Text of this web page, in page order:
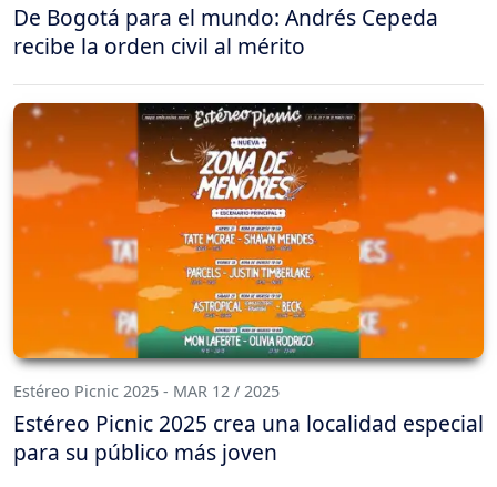
De Bogotá para el mundo: Andrés Cepeda
recibe la orden civil al mérito
Estéreo Picnic 2025 - MAR 12 / 2025
Estéreo Picnic 2025 crea una localidad especial
para su público más joven